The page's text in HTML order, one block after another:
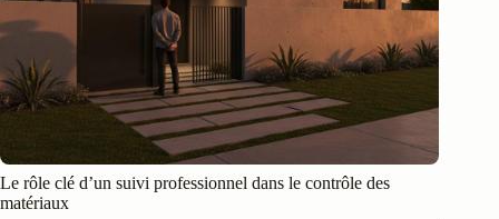
Le rôle clé d’un suivi professionnel dans le contrôle des
matériaux